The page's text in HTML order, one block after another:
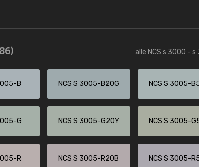
alle NCS s 3000 - s
B NCS S 3005-B20G NCS S 3005-
G NCS S 3005-G20Y NCS S 3005-
R NCS S 3005-R20B NCS S 3005-